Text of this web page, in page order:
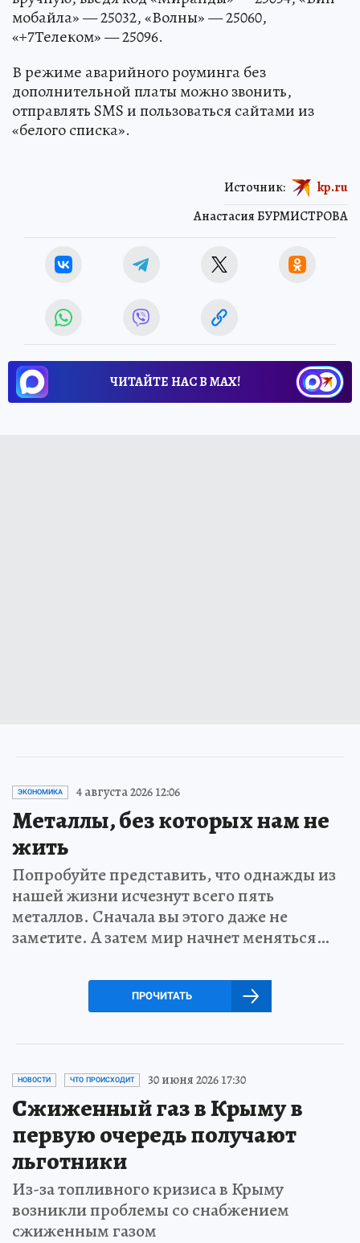
мобайла» — 25032, «Волны» — 25060,
«+7Телеком» — 25096.
В режиме аварийного роуминга без
дополнительной платы можно звонить,
отправлять SMS и пользоваться сайтами из
«белого списка».
Анастасия БУРМИСТРОВА
Источник: kp.ru
ЧИТАЙТЕ НАС В МАХ!
ЭКОНОМИКА 4 августа 2026 12:06
Металлы, без которых нам не
жить
Попробуйте представить, что однажды из
нашей жизни исчезнут всего пять
металлов. Сначала вы этого даже не
заметите. А затем мир начнет меняться…
ПРОЧИТАТЬ
НОВОСТИ ЧТО ПРОИСХОДИТ 30 июня 2026 17:30
Сжиженный газ в Крыму в
первую очередь получают
льготники
Из-за топливного кризиса в Крыму
возникли проблемы со снабжением
сжиженным газом